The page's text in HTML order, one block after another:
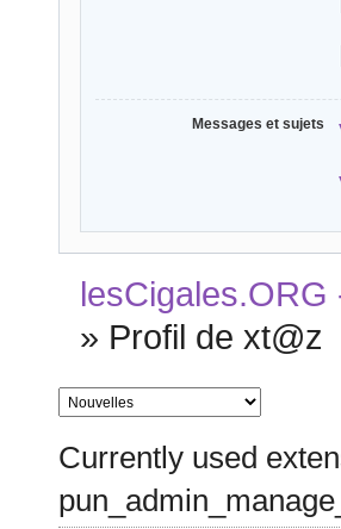
Messages et sujets
» Profil de xt@z
Currently used